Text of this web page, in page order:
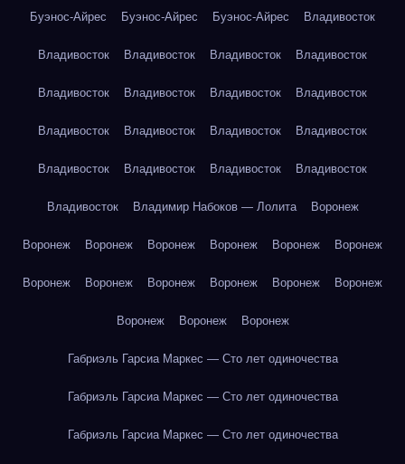
Буэнос-Айрес Буэнос-Айрес Буэнос-Айрес Владивосток
Владивосток Владивосток Владивосток Владивосток
Владивосток Владивосток Владивосток Владивосток
Владивосток Владивосток Владивосток Владивосток
Владивосток Владивосток Владивосток Владивосток
Владивосток Владимир Набоков — Лолита Воронеж
Воронеж Воронеж Воронеж Воронеж Воронеж Воронеж
Воронеж Воронеж Воронеж Воронеж Воронеж Воронеж
Воронеж Воронеж Воронеж
Габриэль Гарсиа Маркес — Сто лет одиночества
Габриэль Гарсиа Маркес — Сто лет одиночества
Габриэль Гарсиа Маркес — Сто лет одиночества